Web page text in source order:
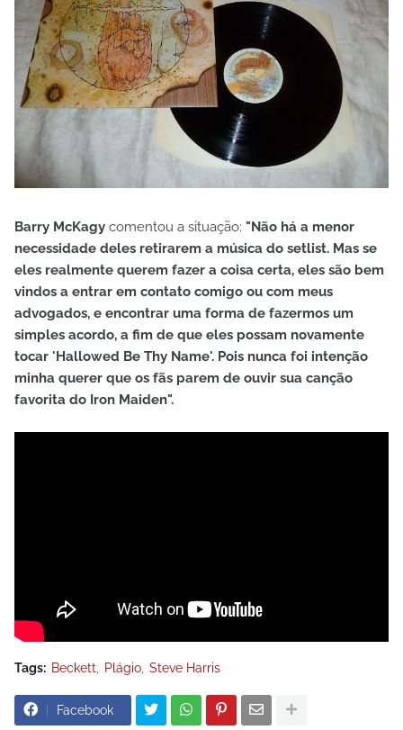
Barry McKagy comentou a situação: "Não há a menor
necessidade deles retirarem a música do setlist. Mas se
eles realmente querem fazer a coisa certa, eles são bem
vindos a entrar em contato comigo ou com meus
advogados, e encontrar uma forma de fazermos um
simples acordo, a fim de que eles possam novamente
tocar 'Hallowed Be Thy Name'. Pois nunca foi intenção
minha querer que os fãs parem de ouvir sua canção
favorita do Iron Maiden".
Tags: Beckett Plágio Steve Harris
Facebook